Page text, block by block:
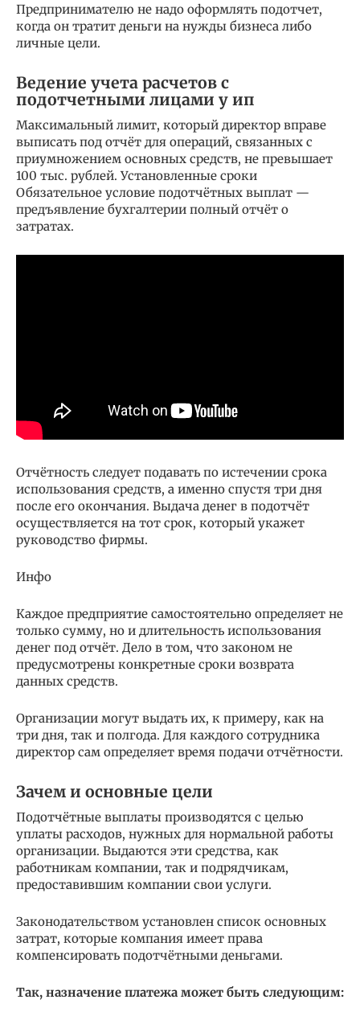
Предпринимателю не надо оформлять подотчет,
когда он тратит деньги на нужды бизнеса либо
личные цели.
Ведение учета расчетов с
подотчетными лицами у ип
Максимальный лимит, который директор вправе
выписать под отчёт для операций, связанных с
приумножением основных средств, не превышает
100 тыс. рублей. Установленные сроки
Обязательное условие подотчётных выплат —
предъявление бухгалтерии полный отчёт о
затратах.
Отчётность следует подавать по истечении срока
использования средств, а именно спустя три дня
после его окончания. Выдача денег в подотчёт
осуществляется на тот срок, который укажет
руководство фирмы.
Инфо
Каждое предприятие самостоятельно определяет не
только сумму, но и длительность использования
денег под отчёт. Дело в том, что законом не
предусмотрены конкретные сроки возврата
данных средств.
Организации могут выдать их, к примеру, как на
три дня, так и полгода. Для каждого сотрудника
директор сам определяет время подачи отчётности.
Зачем и основные цели
Подотчётные выплаты производятся с целью
уплаты расходов, нужных для нормальной работы
организации. Выдаются эти средства, как
работникам компании, так и подрядчикам,
предоставившим компании свои услуги.
Законодательством установлен список основных
затрат, которые компания имеет права
компенсировать подотчётными деньгами.
Так, назначение платежа может быть следующим: